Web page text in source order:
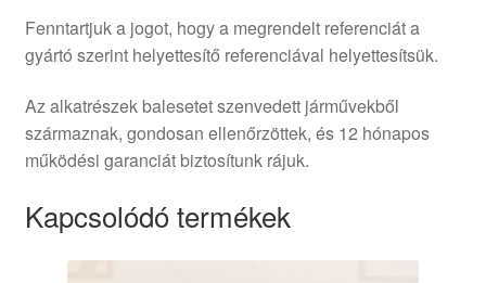
Fenntartjuk a jogot, hogy a megrendelt referenciát a
gyártó szerint helyettesítő referenciával helyettesítsük.
Az alkatrészek balesetet szenvedett járművekből
származnak, gondosan ellenőrzöttek, és 12 hónapos
működési garanciát biztosítunk rájuk.
Kapcsolódó termékek